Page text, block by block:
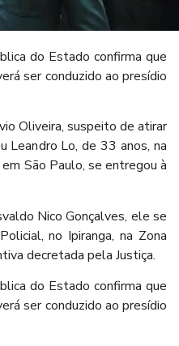
do Estado confirma que
ser conduzido ao presídio
Oliveira, suspeito de atirar
Leandro Lo, de 33 anos, na
São Paulo, se entregou à
Nico Gonçalves, ele se
no Ipiranga, na Zona
decretada pela Justiça.
do Estado confirma que
ser conduzido ao presídio